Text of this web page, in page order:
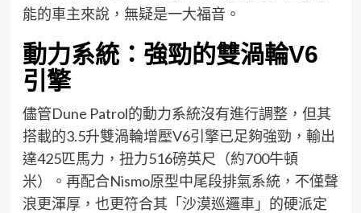
能的車主來說，無疑是一大福音。
動力系統：強勁的雙渦輪V6
引擎
儘管Dune Patrol的動力系統沒有進行調整，但其
搭載的3.5升雙渦輪增壓V6引擎已足夠強勁，輸出
達425匹馬力，扭力516磅英尺（約700牛頓
米）。再配合Nismo原型中尾段排氣系統，不僅聲
浪更渾厚，也更符合其「沙漠巡邏車」的硬派定